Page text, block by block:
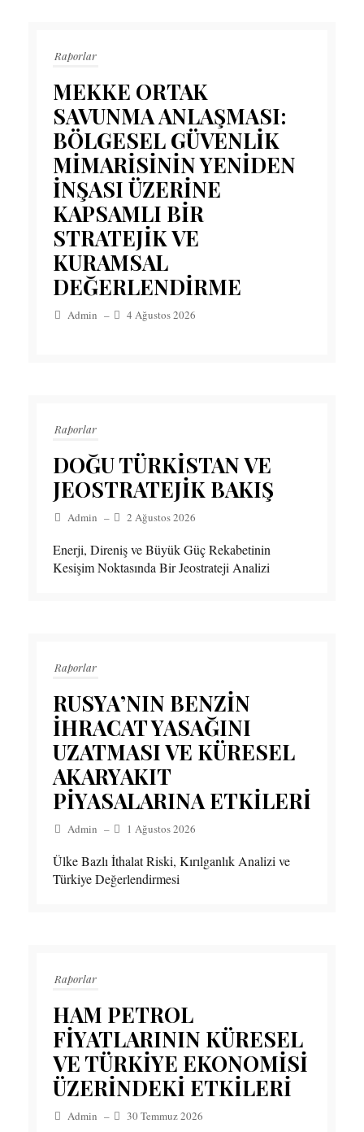
Raporlar
MEKKE ORTAK
SAVUNMA ANLAŞMASI:
BÖLGESEL GÜVENLİK
MİMARİSİNİN YENİDEN
İNŞASI ÜZERİNE
KAPSAMLI BİR
STRATEJİK VE
KURAMSAL
DEĞERLENDİRME
Admin – 4 Ağustos 2026
Raporlar
DOĞU TÜRKİSTAN VE
JEOSTRATEJİK BAKIŞ
Admin – 2 Ağustos 2026
Enerji, Direniş ve Büyük Güç Rekabetinin
Kesişim Noktasında Bir Jeostrateji Analizi
Raporlar
RUSYA’NIN BENZİN
İHRACAT YASAĞINI
UZATMASI VE KÜRESEL
AKARYAKIT
PİYASALARINA ETKİLERİ
Admin – 1 Ağustos 2026
Ülke Bazlı İthalat Riski, Kırılganlık Analizi ve
Türkiye Değerlendirmesi
Raporlar
HAM PETROL
FİYATLARININ KÜRESEL
VE TÜRKİYE EKONOMİSİ
ÜZERİNDEKİ ETKİLERİ
Admin – 30 Temmuz 2026